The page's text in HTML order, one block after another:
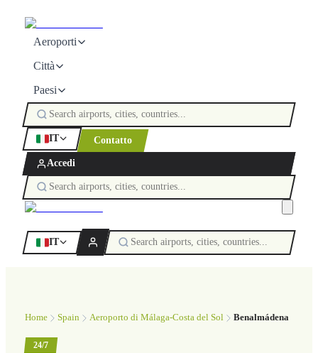
Aeroporti
Città
Paesi
IT Contatto
Accedi
IT
Home Spain Aeroporto di Málaga-Costa del Sol Benalmádena
24/7